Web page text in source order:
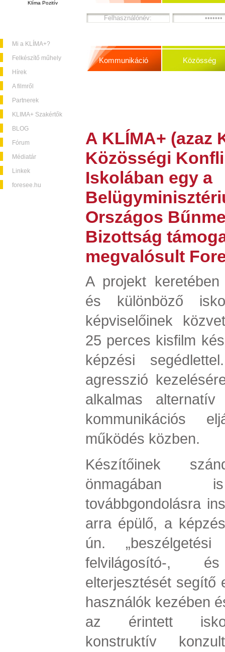
Klíma Pozitív
Mi a KLÍMA+?
Felkészítő műhely
Hírek
A filmről
Partnerek
KLIMA+ Szakértők
BLOG
Fórum
Médiatár
Linkek
foresee.hu
Kommunikáció Közösség
A KLÍMA+ (azaz
Közösségi
Iskolában egy a
Országos
Bizottság
megvalósult
A projekt
és különböző
képviselőinek
25 perces kisfilm
képzési
agresszió
alkalmas
kommunikációs
működés közben.
Készítőinek
önmagában
továbbgondolásra
arra épülő, a
ún. „beszélgetési
felvilágosító-,
elterjesztését segítő
használók kezében
az érintett
konstruktív